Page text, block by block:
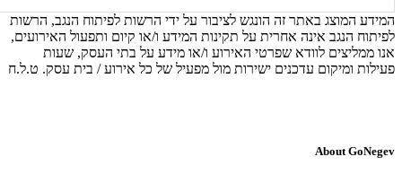
המידע המוצג באתר זה הונגש לציבור על ידי הרשות לפיתוח הנגב, הרשות
לפיתוח הנגב אינה אחרית על תקינות המידע ו/או קיום ותפעול האירועים,
אנו ממליצים לוודא שפרטי האירוע ו/או מידע על בתי העסק, שעות
פעילות ומיקום עדכנים ישירות מול מפעיל של כל אירוע / בית עסק. ט.ל.ח
About GoNegev